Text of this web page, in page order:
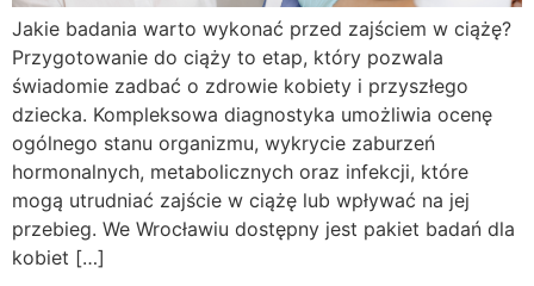
Jakie badania warto wykonać przed zajściem w ciążę?
Przygotowanie do ciąży to etap, który pozwala
świadomie zadbać o zdrowie kobiety i przyszłego
dziecka. Kompleksowa diagnostyka umożliwia ocenę
ogólnego stanu organizmu, wykrycie zaburzeń
hormonalnych, metabolicznych oraz infekcji, które
mogą utrudniać zajście w ciążę lub wpływać na jej
przebieg. We Wrocławiu dostępny jest pakiet badań dla
kobiet […]